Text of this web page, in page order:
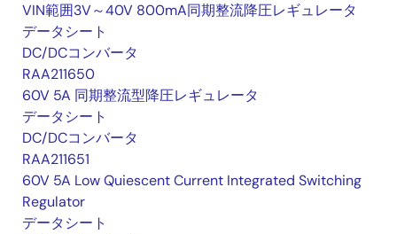
VIN範囲3V～40V 800mA同期整流降圧レギュレータ
データシート
DC/DCコンバータ
RAA211650
60V 5A 同期整流型降圧レギュレータ
データシート
DC/DCコンバータ
RAA211651
60V 5A Low Quiescent Current Integrated Switching
Regulator
データシート